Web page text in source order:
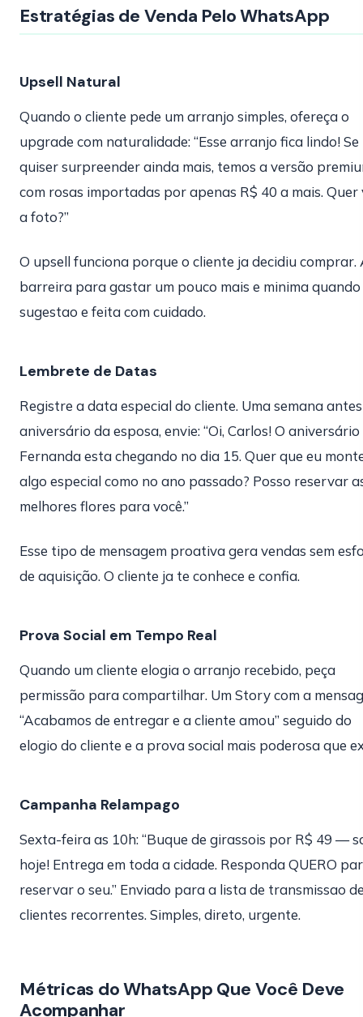
Estratégias de Venda Pelo WhatsApp
Upsell Natural
Quando o cliente pede um arranjo simples, ofereça o
upgrade com naturalidade: “Esse arranjo fica lindo! Se
quiser surpreender ainda mais, temos a versão
com rosas importadas por apenas R$ 40 a mais. Quer
a foto?”
O upsell funciona porque o cliente ja decidiu comprar.
barreira para gastar um pouco mais e minima quando
sugestao e feita com cuidado.
Lembrete de Datas
Registre a data especial do cliente. Uma semana
aniversário da esposa, envie: “Oi, Carlos! O
Fernanda esta chegando no dia 15. Quer que eu
algo especial como no ano passado? Posso reservar
melhores flores para você.”
Esse tipo de mensagem proativa gera vendas sem
de aquisição. O cliente ja te conhece e confia.
Prova Social em Tempo Real
Quando um cliente elogia o arranjo recebido, peça
permissão para compartilhar. Um Story com a
“Acabamos de entregar e a cliente amou” seguido do
elogio do cliente e a prova social mais poderosa que
Campanha Relampago
Sexta-feira as 10h: “Buque de girassois por R$ 49 —
hoje! Entrega em toda a cidade. Responda QUERO
reservar o seu.” Enviado para a lista de transmissao
clientes recorrentes. Simples, direto, urgente.
Métricas do WhatsApp Que Você Deve
Acompanhar